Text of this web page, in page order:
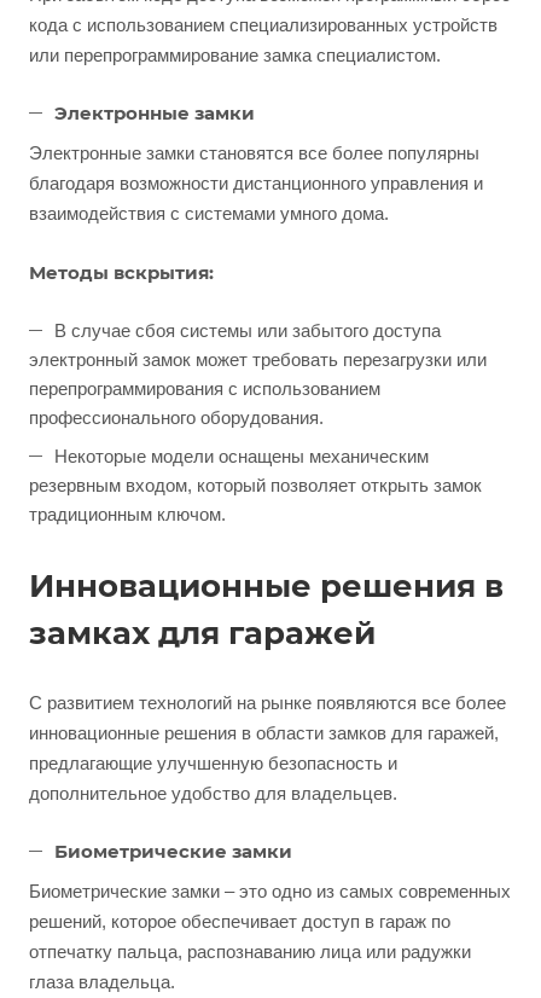
кода с использованием специализированных устройств
или перепрограммирование замка специалистом.
Электронные замки
Электронные замки становятся все более популярны
благодаря возможности дистанционного управления и
взаимодействия с системами умного дома.
Методы вскрытия:
В случае сбоя системы или забытого доступа
электронный замок может требовать перезагрузки или
перепрограммирования с использованием
профессионального оборудования.
Некоторые модели оснащены механическим
резервным входом, который позволяет открыть замок
традиционным ключом.
Инновационные решения в
замках для гаражей
С развитием технологий на рынке появляются все более
инновационные решения в области замков для гаражей,
предлагающие улучшенную безопасность и
дополнительное удобство для владельцев.
Биометрические замки
Биометрические замки – это одно из самых современных
решений, которое обеспечивает доступ в гараж по
отпечатку пальца, распознаванию лица или радужки
глаза владельца.